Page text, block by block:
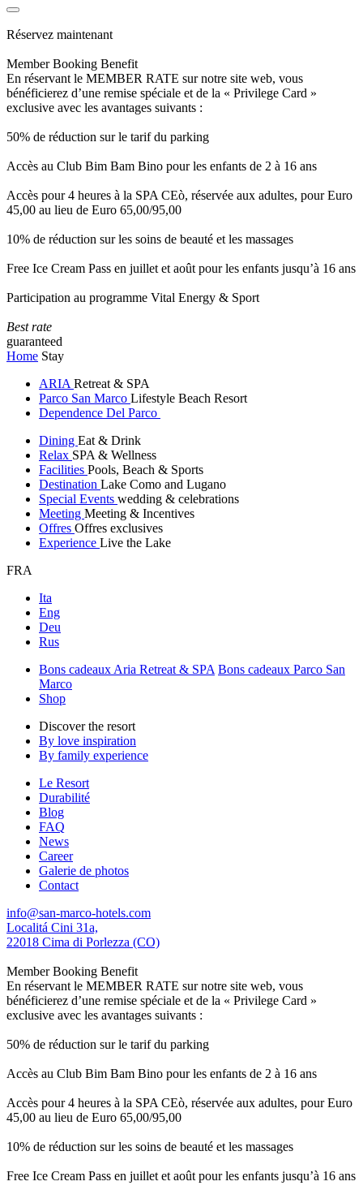
Réservez maintenant
Member Booking Benefit
En réservant le MEMBER RATE sur notre site web, vous
bénéficierez d’une remise spéciale et de la « Privilege Card »
exclusive avec les avantages suivants :
50% de réduction sur le tarif du parking
Accès au Club Bim Bam Bino pour les enfants de 2 à 16 ans
Accès pour 4 heures à la SPA CEò, réservée aux adultes, pour Euro
45,00 au lieu de Euro 65,00/95,00
10% de réduction sur les soins de beauté et les massages
Free Ice Cream Pass en juillet et août pour les enfants jusqu’à 16 ans
Participation au programme Vital Energy & Sport
Best rate
guaranteed
Home Stay
ARIA Retreat & SPA
Parco San Marco Lifestyle Beach Resort
Dependence Del Parco
Dining Eat & Drink
Relax SPA & Wellness
Facilities Pools, Beach & Sports
Destination Lake Como and Lugano
Special Events wedding & celebrations
Meeting Meeting & Incentives
Offres Offres exclusives
Experience Live the Lake
FRA
Ita
Eng
Deu
Rus
Bons cadeaux Aria Retreat & SPA Bons cadeaux Parco San
Marco
Shop
Discover the resort
By love inspiration
By family experience
Le Resort
Durabilité
Blog
FAQ
News
Career
Galerie de photos
Contact
info@san-marco-hotels.com
Localitá Cini 31a,
22018 Cima di Porlezza (CO)
Member Booking Benefit
En réservant le MEMBER RATE sur notre site web, vous
bénéficierez d’une remise spéciale et de la « Privilege Card »
exclusive avec les avantages suivants :
50% de réduction sur le tarif du parking
Accès au Club Bim Bam Bino pour les enfants de 2 à 16 ans
Accès pour 4 heures à la SPA CEò, réservée aux adultes, pour Euro
45,00 au lieu de Euro 65,00/95,00
10% de réduction sur les soins de beauté et les massages
Free Ice Cream Pass en juillet et août pour les enfants jusqu’à 16 ans